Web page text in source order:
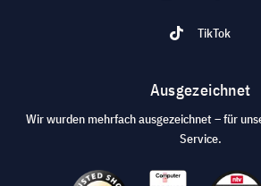
TikTok
Ausgezeichnet
Wir wurden mehrfach ausgezeichnet – für
Service.